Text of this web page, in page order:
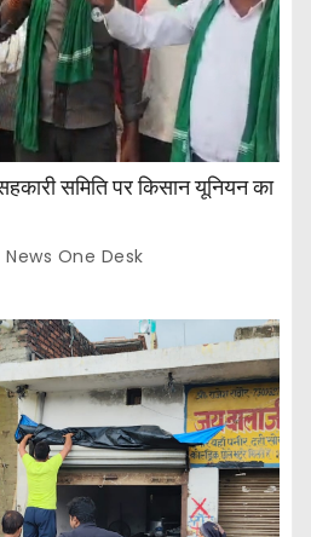
समिति पर किसान यूनियन का
News One Desk